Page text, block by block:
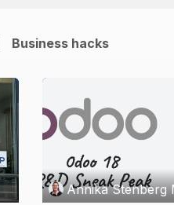
Business hacks
Annika Stenberg